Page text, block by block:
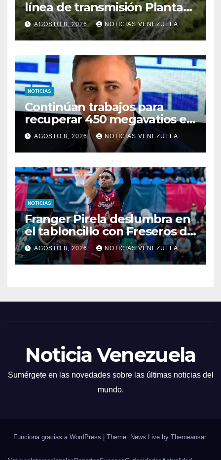
línea de transmisión Planta
Centro – Yaracuy
AGOSTO 8, 2026 NOTICIAS VENEZUELA
NOTICIAS
Continúan trabajos para
recuperar 450 megavatios en
Termocarabobo tras sismos
AGOSTO 8, 2026 NOTICIAS VENEZUELA
NOTICIAS
Franger Pirela deslumbra en
el tabloncillo con Freseros de
Irapuato
AGOSTO 8, 2026 NOTICIAS VENEZUELA
Noticia Venezuela
Sumérgete en las novedades sobre las últimas noticias del
mundo.
Funciona gracias a WordPress Theme: News Live by Themeansar.